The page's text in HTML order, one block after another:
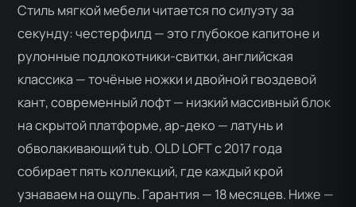
Стиль мягкой мебели читается по силуэту за
секунду: честерфилд — это глубокое капитоне и
рулонные подлокотники-свитки, английская
классика — точёные ножки и двойной гвоздевой
кант, современный лофт — низкий массивный блок
на скрытой платформе, ар-деко — латунь и
обволакивающий tub. OLD LOFT с 2017 года
собирает пять коллекций, где каждый крой
узнаваем на ощупь. Гарантия — 18 месяцев. Ниже —